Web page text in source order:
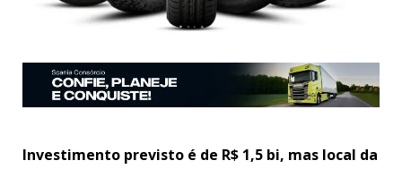
Investimento previsto é de R$ 1,5 bi, mas local da